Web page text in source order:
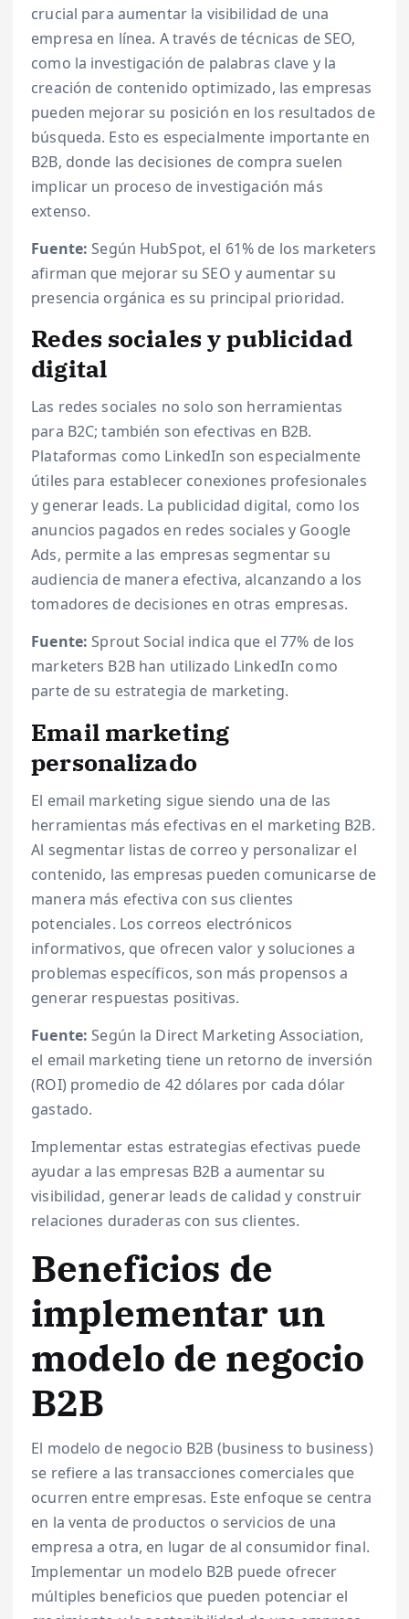
crucial para aumentar la visibilidad de una
empresa en línea. A través de técnicas de SEO,
como la investigación de palabras clave y la
creación de contenido optimizado, las empresas
pueden mejorar su posición en los resultados de
búsqueda. Esto es especialmente importante en
B2B, donde las decisiones de compra suelen
implicar un proceso de investigación más
extenso.
Fuente: Según HubSpot, el 61% de los marketers
afirman que mejorar su SEO y aumentar su
presencia orgánica es su principal prioridad.
Redes sociales y publicidad
digital
Las redes sociales no solo son herramientas
para B2C; también son efectivas en B2B.
Plataformas como LinkedIn son especialmente
útiles para establecer conexiones profesionales
y generar leads. La publicidad digital, como los
anuncios pagados en redes sociales y Google
Ads, permite a las empresas segmentar su
audiencia de manera efectiva, alcanzando a los
tomadores de decisiones en otras empresas.
Fuente: Sprout Social indica que el 77% de los
marketers B2B han utilizado LinkedIn como
parte de su estrategia de marketing.
Email marketing
personalizado
El email marketing sigue siendo una de las
herramientas más efectivas en el marketing B2B.
Al segmentar listas de correo y personalizar el
contenido, las empresas pueden comunicarse de
manera más efectiva con sus clientes
potenciales. Los correos electrónicos
informativos, que ofrecen valor y soluciones a
problemas específicos, son más propensos a
generar respuestas positivas.
Fuente: Según la Direct Marketing Association,
el email marketing tiene un retorno de inversión
(ROI) promedio de 42 dólares por cada dólar
gastado.
Implementar estas estrategias efectivas puede
ayudar a las empresas B2B a aumentar su
visibilidad, generar leads de calidad y construir
relaciones duraderas con sus clientes.
Beneficios de
implementar un
modelo de negocio
B2B
El modelo de negocio B2B (business to business)
se refiere a las transacciones comerciales que
ocurren entre empresas. Este enfoque se centra
en la venta de productos o servicios de una
empresa a otra, en lugar de al consumidor final.
Implementar un modelo B2B puede ofrecer
múltiples beneficios que pueden potenciar el